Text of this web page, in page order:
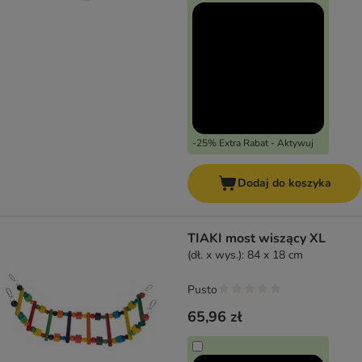
-25% Extra Rabat - Aktywuj
Dodaj do koszyka
TIAKI most wiszący XL
(dł. x wys.): 84 x 18 cm
65,96 zł
Pusto